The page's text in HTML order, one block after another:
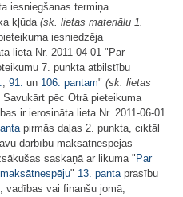
iesniegšanas termiņa
kļūda(sk. lietas materiālu 1.
iesniedzēja
lieta Nr. 2011-04-01 "Par
7. punkta atbilstību
, 91. un 106. pantam" (sk. lietas
Savukārt pēc Otrā pieteikuma
ir ierosināta lieta Nr. 2011-06-01
pirmās daļas 2. punkta, ciktāl
darbību maksātnespējas
saskaņā ar likuma " Par
" 13. pantaprasību
vadības vai finanšu jomā,